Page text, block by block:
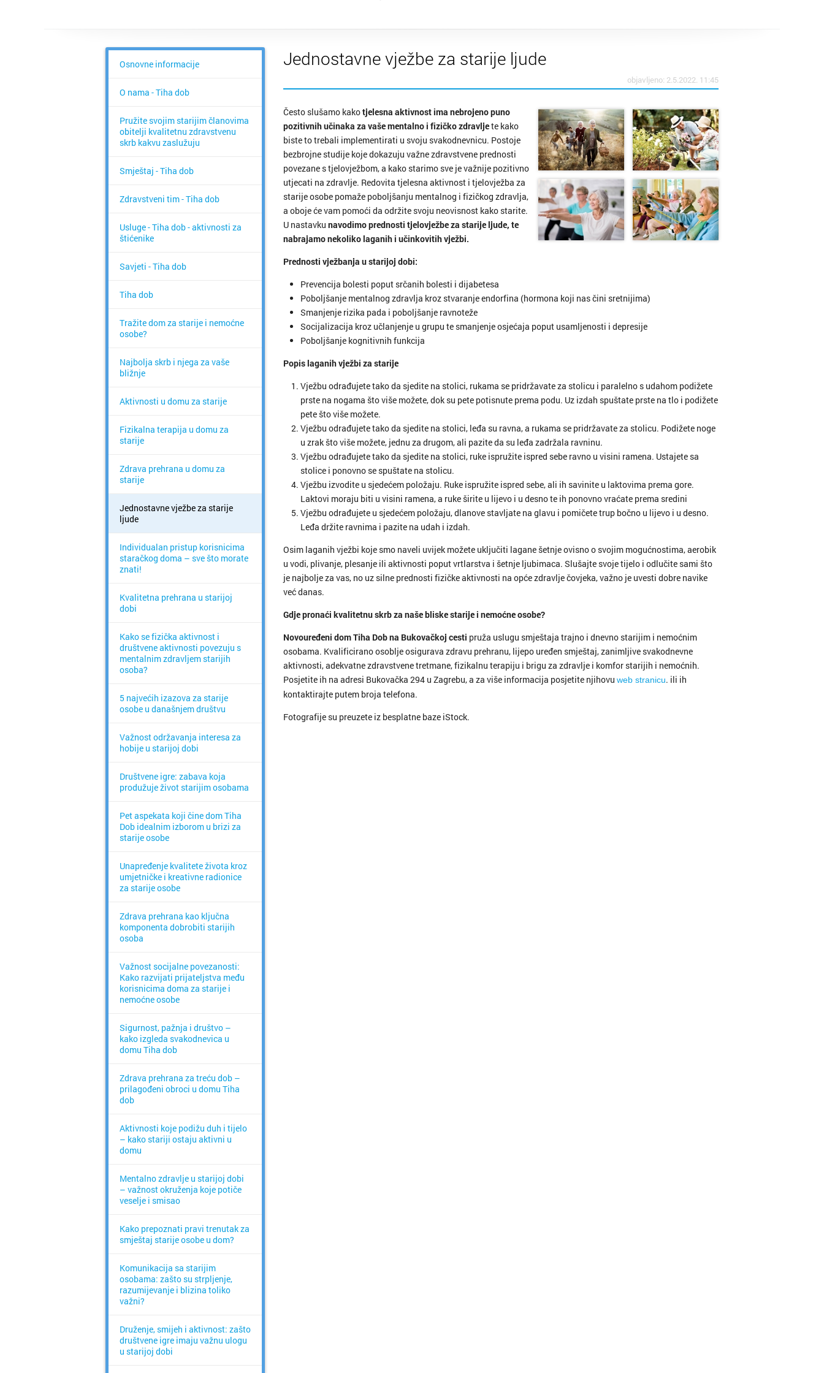
Osnovne informacije
O nama - Tiha dob
Pružite svojim starijim članovima
obitelji kvalitetnu zdravstvenu
skrb kakvu zaslužuju
Smještaj - Tiha dob
Zdravstveni tim - Tiha dob
Usluge - Tiha dob - aktivnosti za
štićenike
Savjeti - Tiha dob
Tiha dob
Tražite dom za starije i nemoćne
osobe?
Najbolja skrb i njega za vaše
bližnje
Aktivnosti u domu za starije
Fizikalna terapija u domu za
starije
Zdrava prehrana u domu za
starije
Jednostavne vježbe za starije
ljude
Individualan pristup korisnicima
staračkog doma – sve što morate
znati!
Kvalitetna prehrana u starijoj
dobi
Kako se fizička aktivnost i
društvene aktivnosti povezuju s
mentalnim zdravljem starijih
osoba?
5 najvećih izazova za starije
osobe u današnjem društvu
Važnost održavanja interesa za
hobije u starijoj dobi
Društvene igre: zabava koja
produžuje život starijim osobama
Pet aspekata koji čine dom Tiha
Dob idealnim izborom u brizi za
starije osobe
Unapređenje kvalitete života kroz
umjetničke i kreativne radionice
za starije osobe
Zdrava prehrana kao ključna
komponenta dobrobiti starijih
osoba
Važnost socijalne povezanosti:
Kako razvijati prijateljstva među
korisnicima doma za starije i
nemoćne osobe
Sigurnost, pažnja i društvo –
kako izgleda svakodnevica u
domu Tiha dob
Zdrava prehrana za treću dob –
prilagođeni obroci u domu Tiha
dob
Aktivnosti koje podižu duh i tijelo
– kako stariji ostaju aktivni u
domu
Mentalno zdravlje u starijoj dobi
– važnost okruženja koje potiče
veselje i smisao
Kako prepoznati pravi trenutak za
smještaj starije osobe u dom?
Komunikacija sa starijim
osobama: zašto su strpljenje,
razumijevanje i blizina toliko
važni?
Druženje, smijeh i aktivnost: zašto
društvene igre imaju važnu ulogu
u starijoj dobi
Jednostavne vježbe za starije ljude
objavljeno: 2.5.2022. 11:45
Često slušamo kakotjelesna aktivnost ima nebrojeno puno
pozitivnih učinaka za vaše mentalno i fizičko zdravljete kako
biste to trebali implementirati u svoju svakodnevnicu. Postoje
bezbrojne studije koje dokazuju važne zdravstvene prednosti
povezane s tjelovježbom, a kako starimo sve je važnije pozitivno
utjecati na zdravlje. Redovita tjelesna aktivnost i tjelovježba za
starije osobe pomaže poboljšanju mentalnog i fizičkog zdravlja,
a oboje će vam pomoći da održite svoju neovisnost kako starite.
U nastavku navodimo prednosti tjelovježbe za starije ljude, te
nabrajamo nekoliko laganih i učinkovitih vježbi.
Prednosti vježbanja u starijoj dobi:
Prevencija bolesti poput srčanih bolesti i dijabetesa
Poboljšanje mentalnog zdravlja kroz stvaranje endorfina (hormona koji nas čini sretnijima)
Smanjenje rizika pada i poboljšanje ravnoteže
Socijalizacija kroz učlanjenje u grupu te smanjenje osjećaja poput usamljenosti i depresije
Poboljšanje kognitivnih funkcija
Popis laganih vježbi za starije
Vježbu odrađujete tako da sjedite na stolici, rukama se pridržavate za stolicu i paralelno s udahom podižete
prste na nogama što više možete, dok su pete potisnute prema podu. Uz izdah spuštate prste na tlo i podižete
pete što više možete.
Vježbu odrađujete tako da sjedite na stolici, leđa su ravna, a rukama se pridržavate za stolicu. Podižete noge
u zrak što više možete, jednu za drugom, ali pazite da su leđa zadržala ravninu.
Vježbu odrađujete tako da sjedite na stolici, ruke ispružite ispred sebe ravno u visini ramena. Ustajete sa
stolice i ponovno se spuštate na stolicu.
Vježbu izvodite u sjedećem položaju. Ruke ispružite ispred sebe, ali ih savinite u laktovima prema gore.
Laktovi moraju biti u visini ramena, a ruke širite u lijevo i u desno te ih ponovno vraćate prema sredini
Vježbu odrađujete u sjedećem položaju, dlanove stavljate na glavu i pomičete trup bočno u lijevo i u desno.
Leđa držite ravnima i pazite na udah i izdah.
Osim laganih vježbi koje smo naveli uvijek možete uključiti lagane šetnje ovisno o svojim mogućnostima, aerobik
u vodi, plivanje, plesanje ili aktivnosti poput vrtlarstva i šetnje ljubimaca. Slušajte svoje tijelo i odlučite sami što
je najbolje za vas, no uz silne prednosti fizičke aktivnosti na opće zdravlje čovjeka, važno je uvesti dobre navike
već danas.
Gdje pronaći kvalitetnu skrb za naše bliske starije i nemoćne osobe?
Novouređeni dom Tiha Dob na Bukovačkoj cesti pruža uslugu smještaja trajno i dnevno starijim i nemoćnim
osobama. Kvalificirano osoblje osigurava zdravu prehranu, lijepo uređen smještaj, zanimljive svakodnevne
aktivnosti, adekvatne zdravstvene tretmane, fizikalnu terapiju i brigu za zdravlje i komfor starijih i nemoćnih.
Posjetite ih na adresi Bukovačka 294 u Zagrebu, a za više informacija posjetite njihovu web stranicu. ili ih
kontaktirajte putem broja telefona.
Fotografije su preuzete iz besplatne baze iStock.